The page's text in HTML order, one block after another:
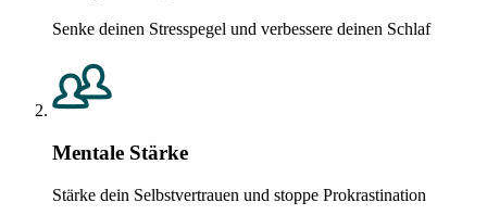
Senke deinen Stresspegel und verbessere deinen Schlaf
Mentale Stärke
Stärke dein Selbstvertrauen und stoppe Prokrastination